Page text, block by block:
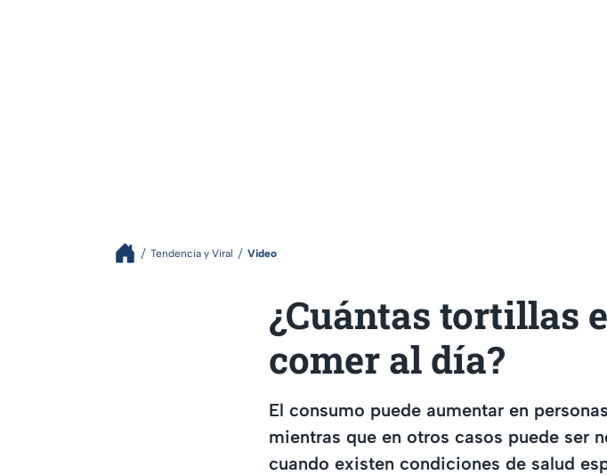
Tendencia y Viral Video
¿Cuántas tortillas
comer al día?
El consumo puede aumentar en
mientras que en otros casos puede ser
cuando existen condiciones de salud